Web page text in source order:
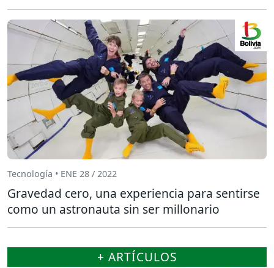
Tecnología • ENE 28 / 2022
Gravedad cero, una experiencia para sentirse
como un astronauta sin ser millonario
+ ARTÍCULOS